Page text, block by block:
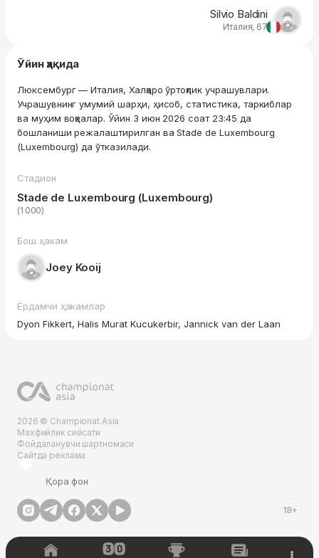
Silvio Baldini
Италия, 67
Ўйин ҳақида
Люксембург — Италия, Халқаро ўртоқлик учрашувлари.
Учрашувнинг умумий шарҳи, ҳисоб, статистика, таркиблар
ва муҳим воқеалар. Ўйин 3 июн 2026 соат 23:45 да
бошланиши режалаштирилган ва Stade de Luxembourg
(Luxembourg) да ўтказилади.
Стадион
Stade de Luxembourg (Luxembourg)
(1 000)
Бош ҳакам
Joey Kooij
Ёрдамчи ҳакамлар
Dyon Fikkert, Halis Murat Kucukerbir, Jannick van der Laan
2026 © Championat.Asia
Махфийлик сиёсати
Фойдаланувчи шартномаси
Сайтда реклама
Қора фон
18+